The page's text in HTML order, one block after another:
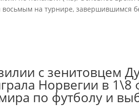
восьмым на турнире, завершившимся
с зенитовцем
Норвегии в 1\8
по футболу и